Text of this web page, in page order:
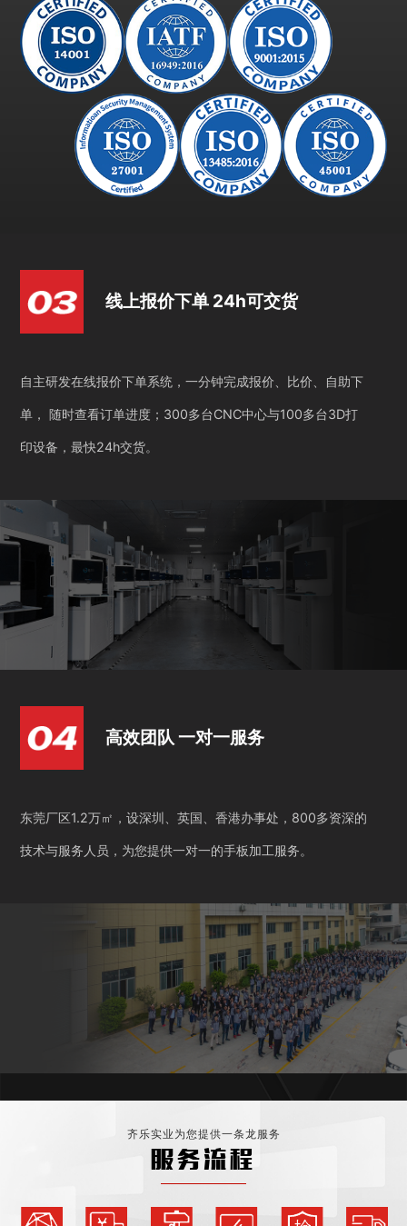
线上报价下单 24h可交货
自主研发在线报价下单系统，一分钟完成报价、比价、自助下
单， 随时查看订单进度；300多台CNC中心与100多台3D打
印设备，最快24h交货。
高效团队 一对一服务
东莞厂区1.2万㎡，设深圳、英国、香港办事处，800多资深的
技术与服务人员，为您提供一对一的手板加工服务。
齐乐实业为您提供一条龙服务
服务流程